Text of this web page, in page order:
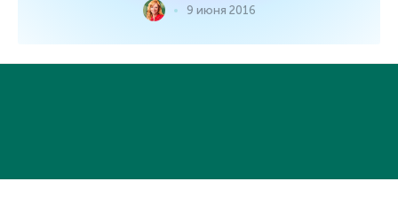
9 июня 2016